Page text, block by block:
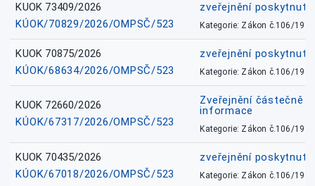
KUOK 73409/2026
KÚOK/70829/2026/OMPSČ/523
zveřejnění
Kategorie: Zákon č.106/1999
KUOK 70875/2026
KÚOK/68634/2026/OMPSČ/523
zveřejnění
Kategorie: Zákon č.106/1999
KUOK 72660/2026
KÚOK/67317/2026/OMPSČ/523
Zveřejnění částečně
informace
Kategorie: Zákon č.106/1999
KUOK 70435/2026
KÚOK/67018/2026/OMPSČ/523
zveřejnění
Kategorie: Zákon č.106/1999